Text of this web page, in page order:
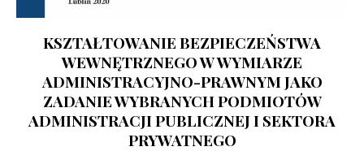
KSZTAŁTOWANIE BEZPIECZEŃSTWA
WEWNĘTRZNEGO W WYMIARZE
ADMINISTRACYJNO-PRAWNYM JAKO
ZADANIE WYBRANYCH PODMIOTÓW
ADMINISTRACJI PUBLICZNEJ I SEKTORA
PRYWATNEGO